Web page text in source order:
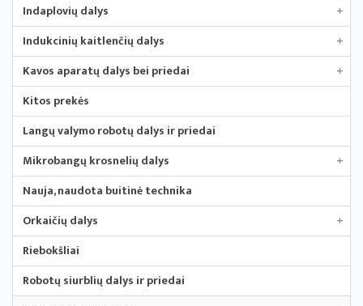
Indaplovių dalys
+
Indukcinių kaitlenčių dalys
+
Kavos aparatų dalys bei priedai
+
Kitos prekės
Langų valymo robotų dalys ir priedai
Mikrobangų krosnelių dalys
+
Nauja, naudota buitinė technika
Orkaičių dalys
+
Riebokšliai
Robotų siurblių dalys ir priedai